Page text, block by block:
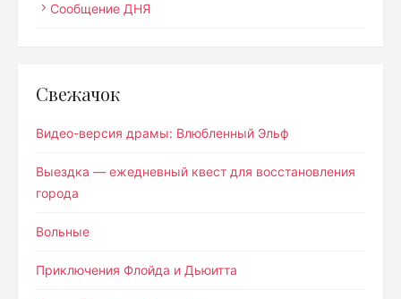
Сообщение ДНЯ
Свежачок
Видео-версия драмы: Влюбленный Эльф
Выездка — ежедневный квест для восстановления
города
Вольные
Приключения Флойда и Дьюитта